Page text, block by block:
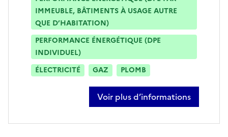
IMMEUBLE, BÂTIMENTS À USAGE AUTRE
QUE D’HABITATION)
PERFORMANCE ÉNERGÉTIQUE (DPE
INDIVIDUEL)
ÉLECTRICITÉ
GAZ PLOMB
Voir plus d’informations
sur aurélien illand